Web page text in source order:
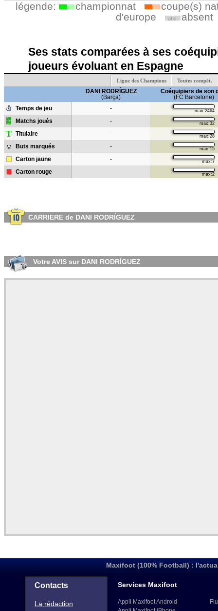
légende: championnat
coupe(s)
d'europe
abs. absent
Ses stats comparées à ses
joueurs évoluant en Espagne
Ligue des Champions Toutes compét.
DANI RODRÍGUEZ
(Barça)
Coéquipiers de son
(FC Barcelone)
Temps de jeu
- max:2464
Matchs joués - max:32
T Titulaire - max:28
Buts marqués - max:15
Carton jaune - max:7
Carton rouge - max:2
CARRIERE de DANI RODRÍGUEZ
Votre AVIS sur DANI RODRÍGUEZ
Maxifoot (100% Football) :
Contacts
La rédaction
Services Maxifoot
Appli Maxifoot Android